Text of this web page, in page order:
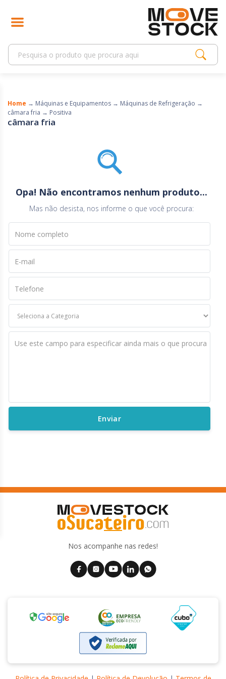
Home → Máquinas e Equipamentos → Máquinas de Refrigeração →
câmara fria → Positiva
câmara fria
Opa! Não encontramos nenhum produto...
Mas não desista, nos informe o que você procura:
Nome completo
E-mail
Telefone
Use este campo para especificar ainda mais o que procura
Enviar
Nos acompanhe nas redes!